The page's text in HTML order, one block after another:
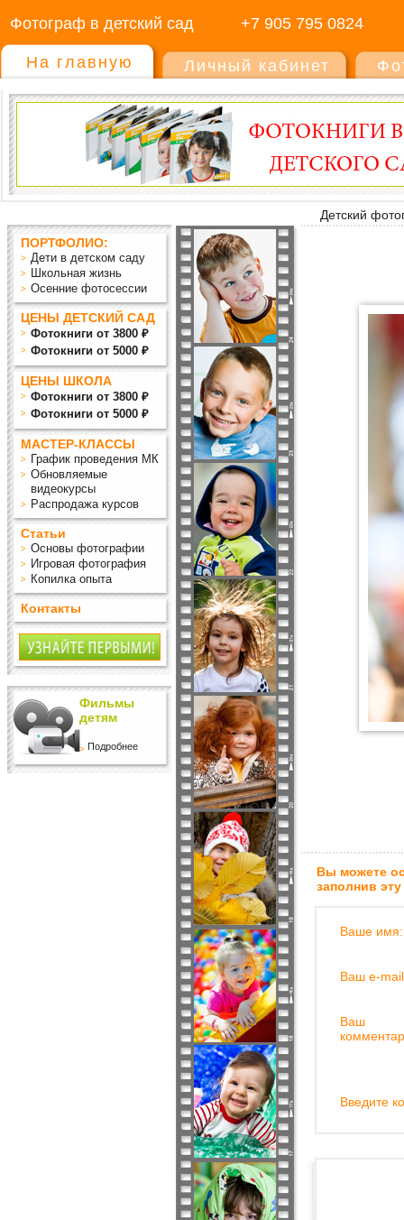
Фотограф в детский сад +7 905 795 0824
На главную Личный кабинет
Детский
ПОРТФОЛИО:
Дети в детском саду
Школьная жизнь
Осенние фотосессии
ЦЕНЫ ДЕТСКИЙ САД
Фотокниги от 3800 ₽
Фотокниги от 5000 ₽
ЦЕНЫ ШКОЛА
Фотокниги от 3800 ₽
Фотокниги от 5000 ₽
МАСТЕР-КЛАССЫ
График проведения МК
Обновляемые
видеокурсы
Распродажа курсов
Статьи
Основы фотографии
Игровая фотография
Копилка опыта
Контакты
Фильмы
детям
Подробнее
Вы можете
заполнив
Ваше имя:
Ваш e-
Ваш
Введите